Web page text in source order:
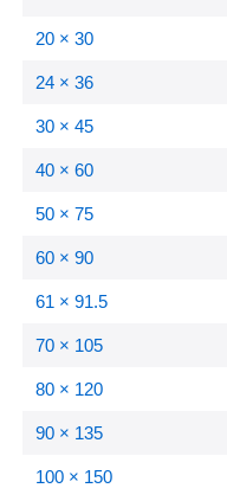
20 × 30
24 × 36
30 × 45
40 × 60
50 × 75
60 × 90
61 × 91.5
70 × 105
80 × 120
90 × 135
100 × 150